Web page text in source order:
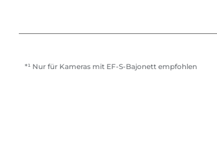
*¹ Nur für Kameras mit EF-S-Bajonett empfohlen